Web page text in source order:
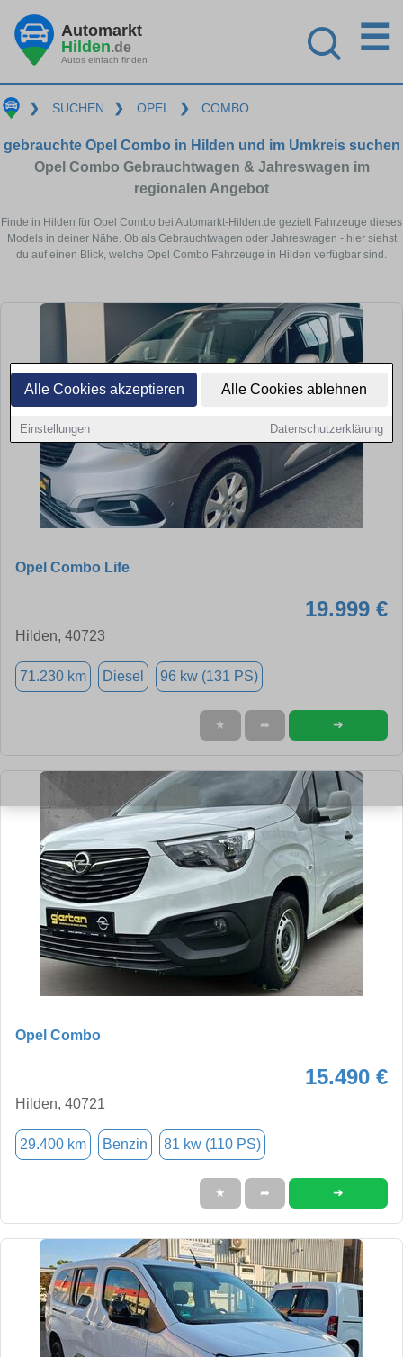
Alle Cookies akzeptieren Alle Cookies ablehnen
Einstellungen Datenschutzerklärung
Automarkt
Hilden.de
Autos einfach finden
☰
❯ SUCHEN ❯ OPEL ❯ COMBO
gebrauchte Opel Combo in Hilden und im Umkreis suchen
Opel Combo Gebrauchtwagen & Jahreswagen im
regionalen Angebot
Finde in Hilden für Opel Combo bei Automarkt-Hilden.de gezielt Fahrzeuge dieses
Models in deiner Nähe. Ob als Gebrauchtwagen oder Jahreswagen - hier siehst
du auf einen Blick, welche Opel Combo Fahrzeuge in Hilden verfügbar sind.
Opel Combo Life
19.999 €
Hilden, 40723
71.230 km Diesel 96 kw (131 PS)
★ ➦ ➜
Opel Combo
15.490 €
Hilden, 40721
29.400 km Benzin 81 kw (110 PS)
★ ➦ ➜